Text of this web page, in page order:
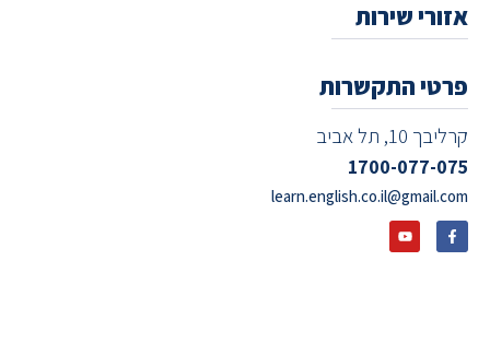
אזורי שירות
פרטי התקשרות
קרליבך 10, תל אביב
1700-077-075
learn.english.co.il@gmail.com